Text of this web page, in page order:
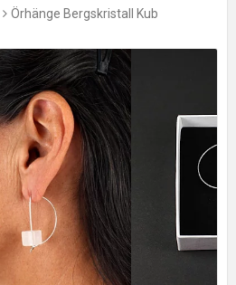
Örhänge Bergskristall Kub